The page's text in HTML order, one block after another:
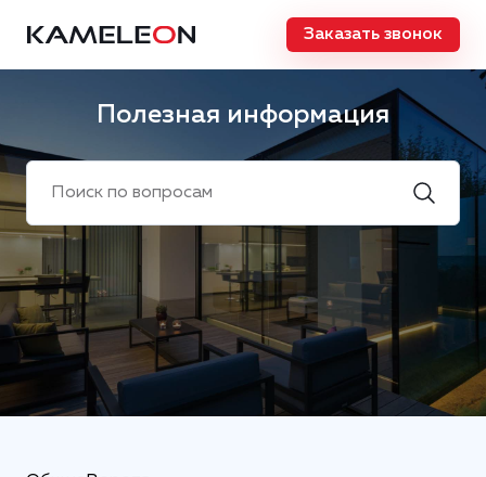
Заказать звонок
Полезная информация